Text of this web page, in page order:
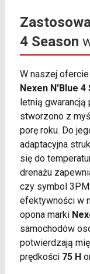
4 Season
W naszej
Nexen N'Blue 4
letnią gwarancją
stworzono z
porę roku. Do
adaptacyjna
się do
drenażu
czy symbol
efektywności w
opona marki
samochodów
potwierdzają
prędkości 75 H